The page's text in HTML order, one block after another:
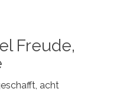
Freude,
acht